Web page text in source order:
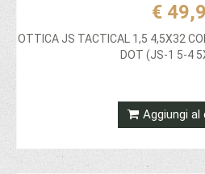
€
OTTICA JS TACTICAL 1,5 4,5X32
DOT (JS-1 5-4
Aggiungi al